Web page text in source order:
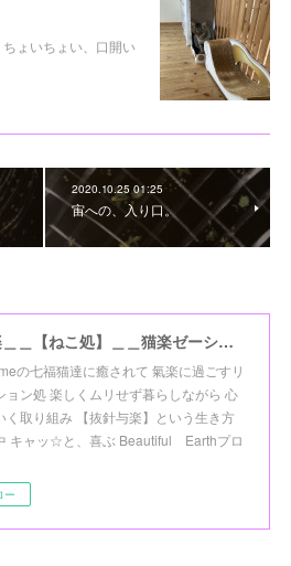
ょいちょい、口開い
2020.10.25 01:25
宙への、入り口。
抜針与楽＿＿【ねこ処】＿＿猫楽ゼーションHome☆
の七福猫達に癒されて 氣楽に過ごすリ
ョン処 楽しくムリせず暮らしながら 心
く取り組み 【抜針与楽】という生き方
キャッ☆と、喜ぶ Beautiful Earthプロ
ー